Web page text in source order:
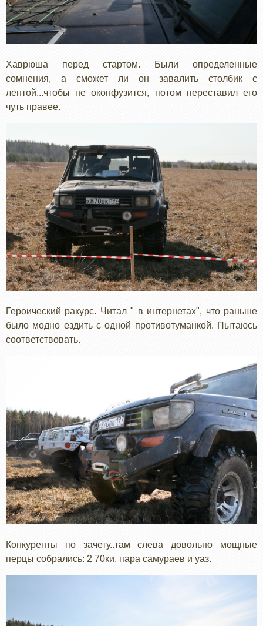
Хаврюша перед стартом. Были определенные
сомнения, а сможет ли он завалить столбик с
лентой...чтобы не оконфузится, потом переставил его
чуть правее.
Героический ракурс. Читал " в интернетах", что раньше
было модно ездить с одной противотуманкой. Пытаюсь
соответствовать.
Конкуренты по зачету..там слева довольно мощные
перцы собрались: 2 70ки, пара самураев и уаз.